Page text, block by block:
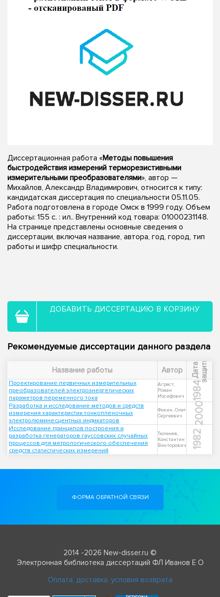
Диссертационная работа «Методы повышения
быстродействия измерений терморезистивными
измерительными преобразователями», автор —
Михайлов, Александр Владимирович, относится к типу:
кандидатская диссертация по специальности 05.11.05.
Работа подготовлена в городе Омск в 1999 году. Объем
работы: 155 с. : ил.. Внутренний код товара: 01000231148.
На странице представлены основные сведения о
диссертации, включая название, автора, год, город, тип
работы и шифр специальности.
ДОБАВИТЬ ДИССЕРТАЦИЮ В КОРЗИНУ
Рекомендуемые диссертации данного раздела
Название работы Автор Д
а
т
а
з
а
щ
и
т ы
Проектирование первичных измерительных
преобразователей электроэнергетических
параметров переменного тока
Агрест,
Роман
Иосифович
1984
Разработка и исследование методов и средств
измерения характеристик тонкопленочных
электролюминесцентных индикаторов
Фокин, Олег
Сергеевич
2000
Исследование принципов построения и
разработка генераторов гауссовских случайных
процессов для метрологического обеспечения
средств статистических измерений
Тюленев,
Константин
Викторович
1982
ФОРМА ОБРАТНОЙ СВЯЗИ
2014 -2026 New-disser.ru ©
Электронная библиотека диссертаций ФЛ Иванов Е О
Оплата, доставка, условия возврата